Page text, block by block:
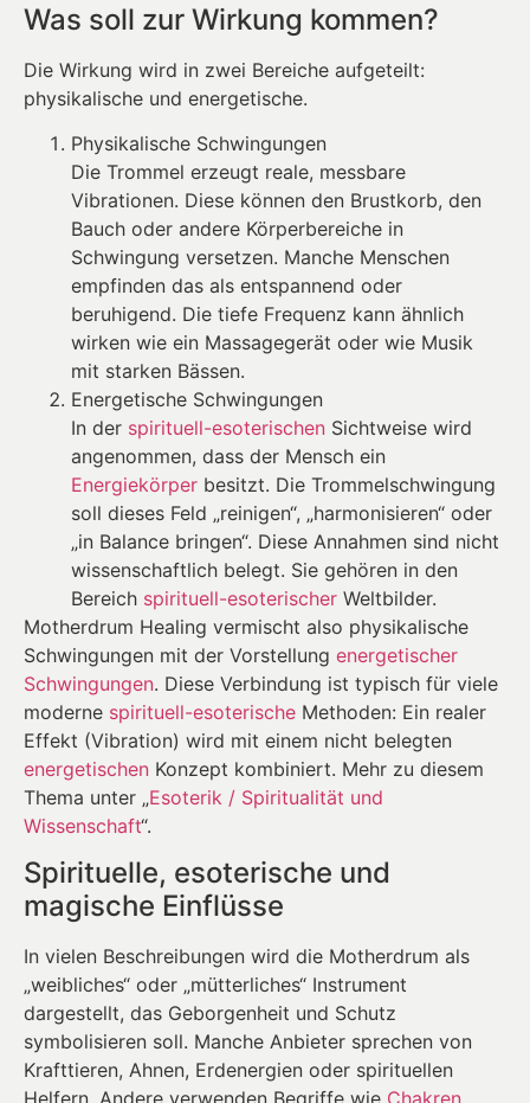
Was soll zur Wirkung kommen?
Die Wirkung wird in zwei Bereiche aufgeteilt:
physikalische und energetische.
Physikalische Schwingungen
Die Trommel erzeugt reale, messbare
Vibrationen. Diese können den Brustkorb, den
Bauch oder andere Körperbereiche in
Schwingung versetzen. Manche Menschen
empfinden das als entspannend oder
beruhigend. Die tiefe Frequenz kann ähnlich
wirken wie ein Massagegerät oder wie Musik
mit starken Bässen.
Energetische Schwingungen
In der spirituell-esoterischen Sichtweise wird
angenommen, dass der Mensch ein
Energiekörper besitzt. Die Trommelschwingung
soll dieses Feld „reinigen“, „harmonisieren“ oder
„in Balance bringen“. Diese Annahmen sind nicht
wissenschaftlich belegt. Sie gehören in den
Bereich spirituell-esoterischer Weltbilder.
Motherdrum Healing vermischt also physikalische
Schwingungen mit der Vorstellung energetischer
Schwingungen. Diese Verbindung ist typisch für viele
moderne spirituell-esoterische Methoden: Ein realer
Effekt (Vibration) wird mit einem nicht belegten
energetischen Konzept kombiniert. Mehr zu diesem
Thema unter „Esoterik / Spiritualität und
Wissenschaft“.
Spirituelle, esoterische und
magische Einflüsse
In vielen Beschreibungen wird die Motherdrum als
„weibliches“ oder „mütterliches“ Instrument
dargestellt, das Geborgenheit und Schutz
symbolisieren soll. Manche Anbieter sprechen von
Krafttieren, Ahnen, Erdenergien oder spirituellen